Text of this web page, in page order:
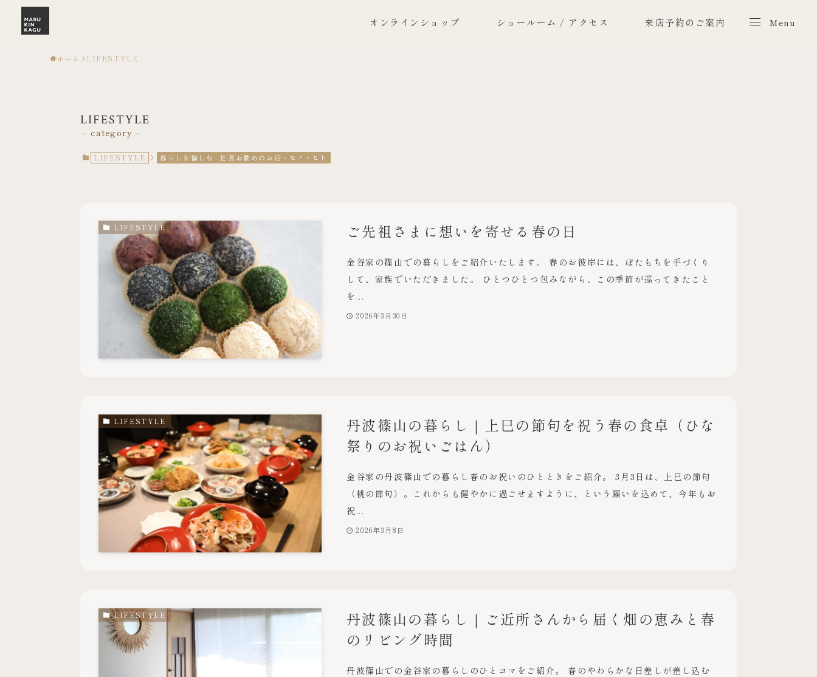
オンラインショップ ショールーム / アクセス 来店予約のご案内 Menu
Menu
ホーム LIFESTYLE
LIFESTYLE
– category –
LIFESTYLE 暮らしを愉しむ 社長お勧めのお店・モノ・ヒト
LIFESTYLE ご先祖さまに想いを寄せる春の日
金谷家の篠山での暮らしをご紹介いたします。 春のお彼岸には、ぼたもちを手づくり
して、家族でいただきました。 ひとつひとつ包みながら、この季節が巡ってきたこと
を...
2026年3月30日
LIFESTYLE
丹波篠山の暮らし｜上巳の節句を祝う春の食卓（ひな
祭りのお祝いごはん）
金谷家の丹波篠山での暮らし春のお祝いのひとときをご紹介。 3月3日は、上巳の節句
（桃の節句）。これからも健やかに過ごせますように、という願いを込めて、今年もお
祝...
2026年3月8日
LIFESTYLE
丹波篠山の暮らし｜ご近所さんから届く畑の恵みと春
のリビング時間
丹波篠山での金谷家の暮らしのひとコマをご紹介。 春のやわらかな日差しが差し込む